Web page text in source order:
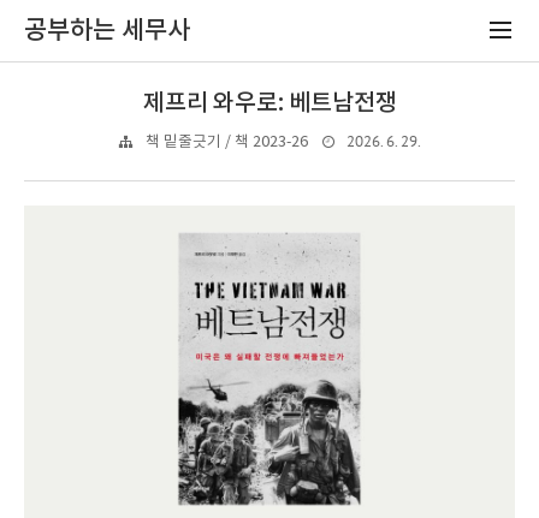
공부하는 세무사
제프리 와우로: 베트남전쟁
책 밑줄긋기 / 책 2023-26 2026. 6. 29.